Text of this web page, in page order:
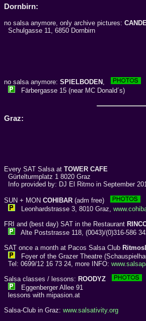
Dornbirn:
no salsa anymore, only archive pictures:
Schulgasse 11, 6850 Dornbirn
no salsa anymore: SPIELBODEN ,
Färbergasse 15 (near MC Donald´s)
Graz:
Every SAT Salsa at TOWER CAFE
Gürtelturmplatz 1 8020 Graz
Info provided by: DJ El Ritmo in September
SUN + MON COHIBAR (adm free)
Leonhardstrasse 3, 8010 Graz,
FRI and (best day) SAT in the Restaurant
Alte Poststrasse 118, (0043)/(0)316-586
SAT once a month at Pacos Salsa Club
Foyer of the Grazer Theatre
Tel: 0699/12 16 73 24, more INFO:
Salsa classes / lessons: ROODYZ
Eggenberger Allee 91
lessons with mipasion.at
Salsa-Club in Graz: www.salsativity.org